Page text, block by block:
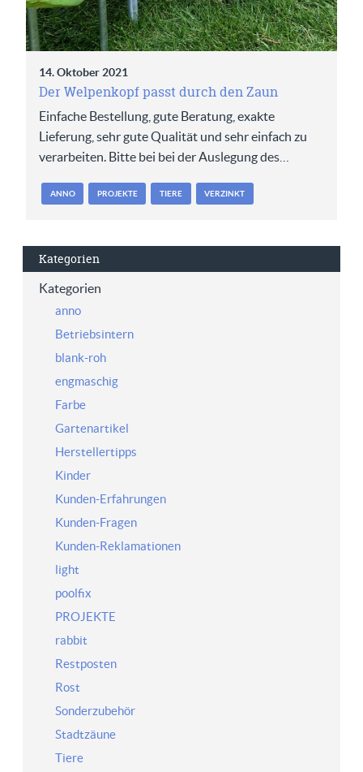
14. Oktober 2021
Der Welpenkopf passt durch den Zaun
Einfache Bestellung, gute Beratung, exakte
Lieferung, sehr gute Qualität und sehr einfach zu
verarbeiten. Bitte bei bei der Auslegung des…
ANNO PROJEKTE TIERE VERZINKT
Kategorien
Kategorien
anno
Betriebsintern
blank-roh
engmaschig
Farbe
Gartenartikel
Herstellertipps
Kinder
Kunden-Erfahrungen
Kunden-Fragen
Kunden-Reklamationen
light
poolfix
PROJEKTE
rabbit
Restposten
Rost
Sonderzubehör
Stadtzäune
Tiere